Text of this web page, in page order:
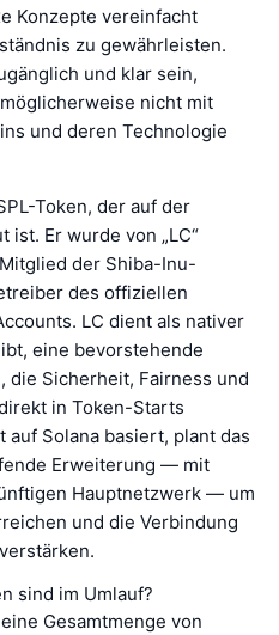
Konzepte vereinfacht
zu gewährleisten.
und klar sein,
nicht mit
und deren Technologie
Token, der auf der
ist. Er wurde von „LC“
der Shiba-Inu-
des offiziellen
LC dient als nativer
eine bevorstehende
Sicherheit, Fairness und
in Token-Starts
Solana basiert, plant das
Erweiterung — mit
Hauptnetzwerk — um
und die Verbindung
sind im Umlauf?
Gesamtmenge von